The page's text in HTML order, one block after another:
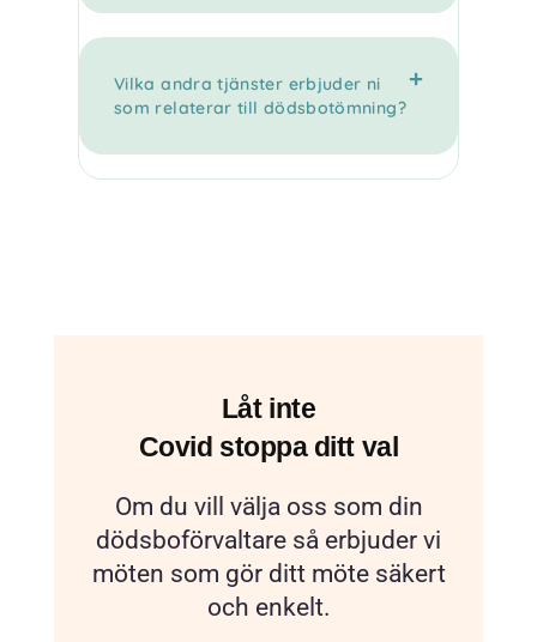
Vilka andra tjänster erbjuder ni
som relaterar till dödsbotömning?
Låt inte
Covid stoppa ditt val
Om du vill välja oss som din
dödsboförvaltare så erbjuder vi
möten som gör ditt möte säkert
och enkelt.